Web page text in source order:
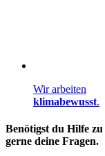
Wir arbeiten
klimabewusst.
Benötigst du Hilfe
gerne deine Fragen.